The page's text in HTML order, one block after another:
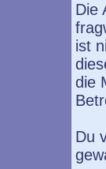
Die
ist
die
Du